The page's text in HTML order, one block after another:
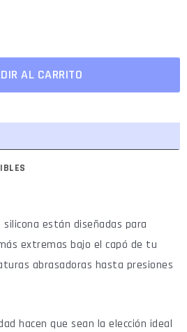
AL CARRITO
están diseñadas para
extremas bajo el capó de tu
abrasadoras hasta presiones
hacen que sean la elección ideal